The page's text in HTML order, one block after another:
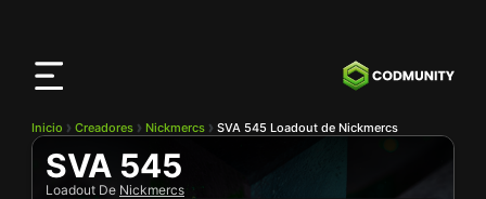
Inicio Creadores Nickmercs SVA 545 Loadout de Nickmercs
SVA 545
Loadout De Nickmercs